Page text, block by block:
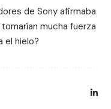
de Sony afirmaba
mucha fuerza
el hielo?